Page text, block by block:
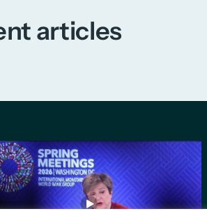
articles